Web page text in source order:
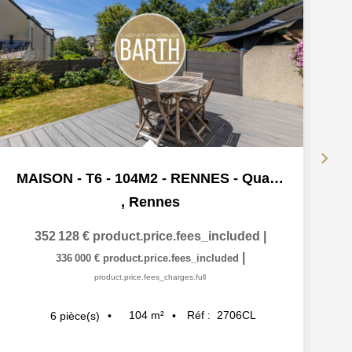
MAISON - T6 - 104M2 - RENNES - Quartier La Poterie /Parc du...
, Rennes
352 128 € product.price.fees_included
336 000 € product.price.fees_included
product.price.fees_charges.full
6 pièce(s) 104 m² Réf : 2706CL